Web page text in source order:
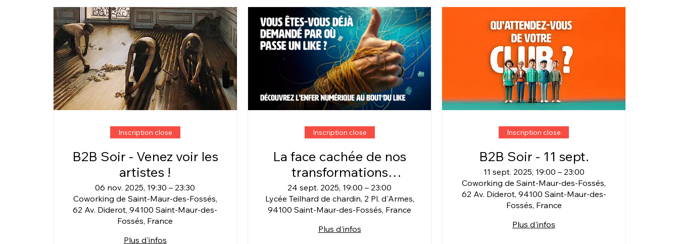
Inscription close
B2B Soir - Venez voir les
artistes !
06 nov. 2025, 19:30 – 23:30
Coworking de Saint-Maur-des-Fossés,
62 Av. Diderot, 94100 Saint-Maur-des-
Fossés, France
Plus d'infos
Inscription close
La face cachée de nos
transformations
énergétiques &
numériques
24 sept. 2025, 19:00 – 23:00
Lycée Teilhard de chardin, 2 Pl. d'Armes,
94100 Saint-Maur-des-Fossés, France
Plus d'infos
Inscription close
B2B Soir - 11 sept.
11 sept. 2025, 19:00 – 23:00
Coworking de Saint-Maur-des-Fossés,
62 Av. Diderot, 94100 Saint-Maur-des-
Fossés, France
Plus d'infos